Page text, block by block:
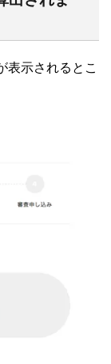
表示されるとこ